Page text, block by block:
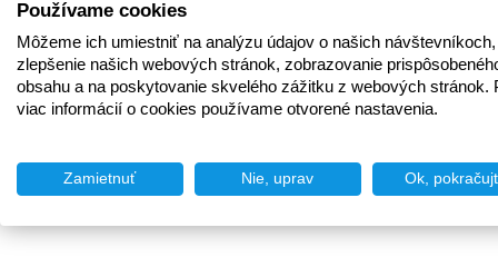
Používame cookies
Môžeme ich umiestniť na analýzu údajov o našich
zlepšenie našich webových stránok, zobrazovanie
obsahu a na poskytovanie skvelého zážitku z webových stránok.
viac informácií o cookies používame otvorené nastavenia.
Zamietnuť Nie, uprav Ok,